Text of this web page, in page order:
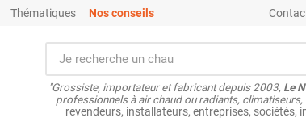
Thématiques Nos conseils
"Grossiste, importateur et fabricant depuis 2003, Le
professionnels à air chaud ou radiants,
revendeurs, installateurs, entreprises,